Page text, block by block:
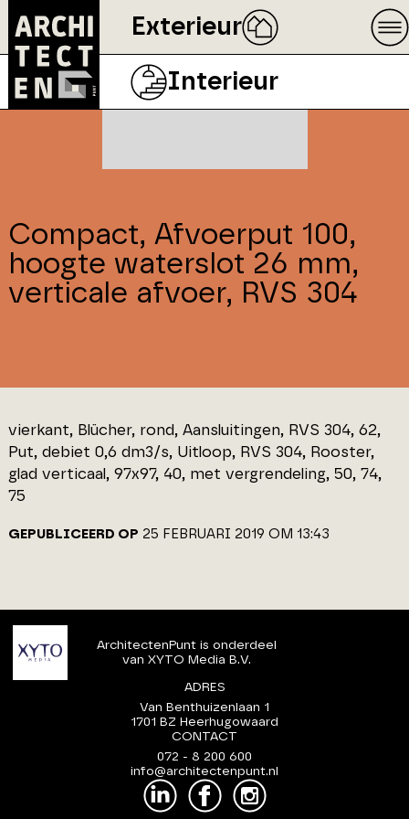
Exterieur
Interieur
Compact, Afvoerput 100,
hoogte waterslot 26 mm,
verticale afvoer, RVS 304
vierkant, Blücher, rond, Aansluitingen, RVS 304, 62,
Put, debiet 0,6 dm3/s, Uitloop, RVS 304, Rooster,
glad verticaal, 97x97, 40, met vergrendeling, 50, 74,
75
GEPUBLICEERD OP 25 FEBRUARI 2019 OM 13:43
ArchitectenPunt is onderdeel
van XYTO Media B.V.
ADRES
Van Benthuizenlaan 1
1701 BZ Heerhugowaard
CONTACT
072 - 8 200 600
info@architectenpunt.nl